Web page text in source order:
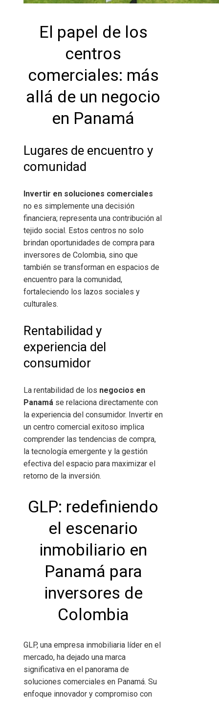
El papel de los
centros
comerciales: más
allá de un negocio
en Panamá
Lugares de encuentro y
comunidad
Invertir en soluciones comerciales
no es simplemente una decisión
financiera; representa una contribución al
tejido social. Estos centros no solo
brindan oportunidades de compra para
inversores de Colombia, sino que
también se transforman en espacios de
encuentro para la comunidad,
fortaleciendo los lazos sociales y
culturales.
Rentabilidad y
experiencia del
consumidor
La rentabilidad de los negocios en
Panamá se relaciona directamente con
la experiencia del consumidor. Invertir en
un centro comercial exitoso implica
comprender las tendencias de compra,
la tecnología emergente y la gestión
efectiva del espacio para maximizar el
retorno de la inversión.
GLP: redefiniendo
el escenario
inmobiliario en
Panamá para
inversores de
Colombia
GLP, una empresa inmobiliaria líder en el
mercado, ha dejado una marca
significativa en el panorama de
soluciones comerciales en Panamá. Su
enfoque innovador y compromiso con